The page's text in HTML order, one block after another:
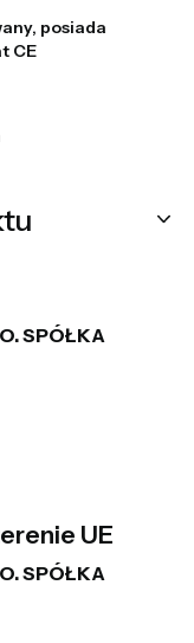
posiada
CE
SPÓŁKA
UE
SPÓŁKA